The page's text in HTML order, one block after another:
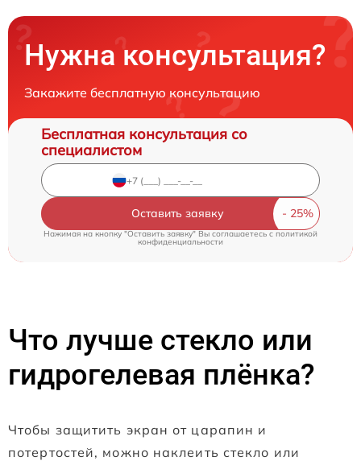
Нужна консультация?
Закажите бесплатную консультацию
Бесплатная консультация со
специалистом
Оставить заявку
Нажимая на кнопку "Оставить заявку" Вы соглашаетесь cполитикой
конфиденциальности
Что лучше стекло или
гидрогелевая плёнка?
Чтобы защитить экран от царапин и
потертостей, можно наклеить стекло или